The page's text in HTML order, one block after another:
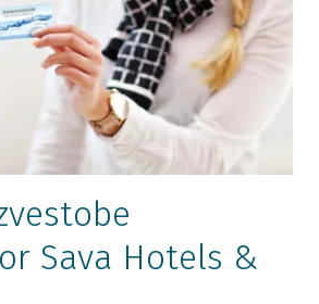
Resort Izola
Sava Hotels &